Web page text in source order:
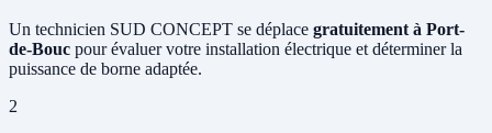
Un technicien SUD CONCEPT se déplace gratuitement à Port-
de-Bouc pour évaluer votre installation électrique et déterminer la
puissance de borne adaptée.
2